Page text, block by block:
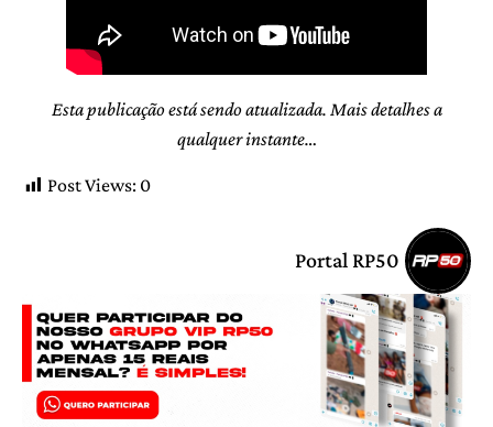
Esta publicação está sendo atualizada. Mais detalhes a
qualquer instante…
Post Views: 0
Portal RP50